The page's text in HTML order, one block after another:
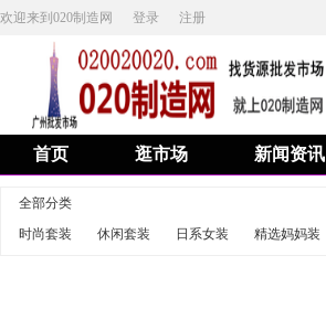
欢迎来到020制造网 登录 注册
首页 逛市场 新闻资讯
全部分类
时尚套装
休闲套装 日系女装 精选妈妈装